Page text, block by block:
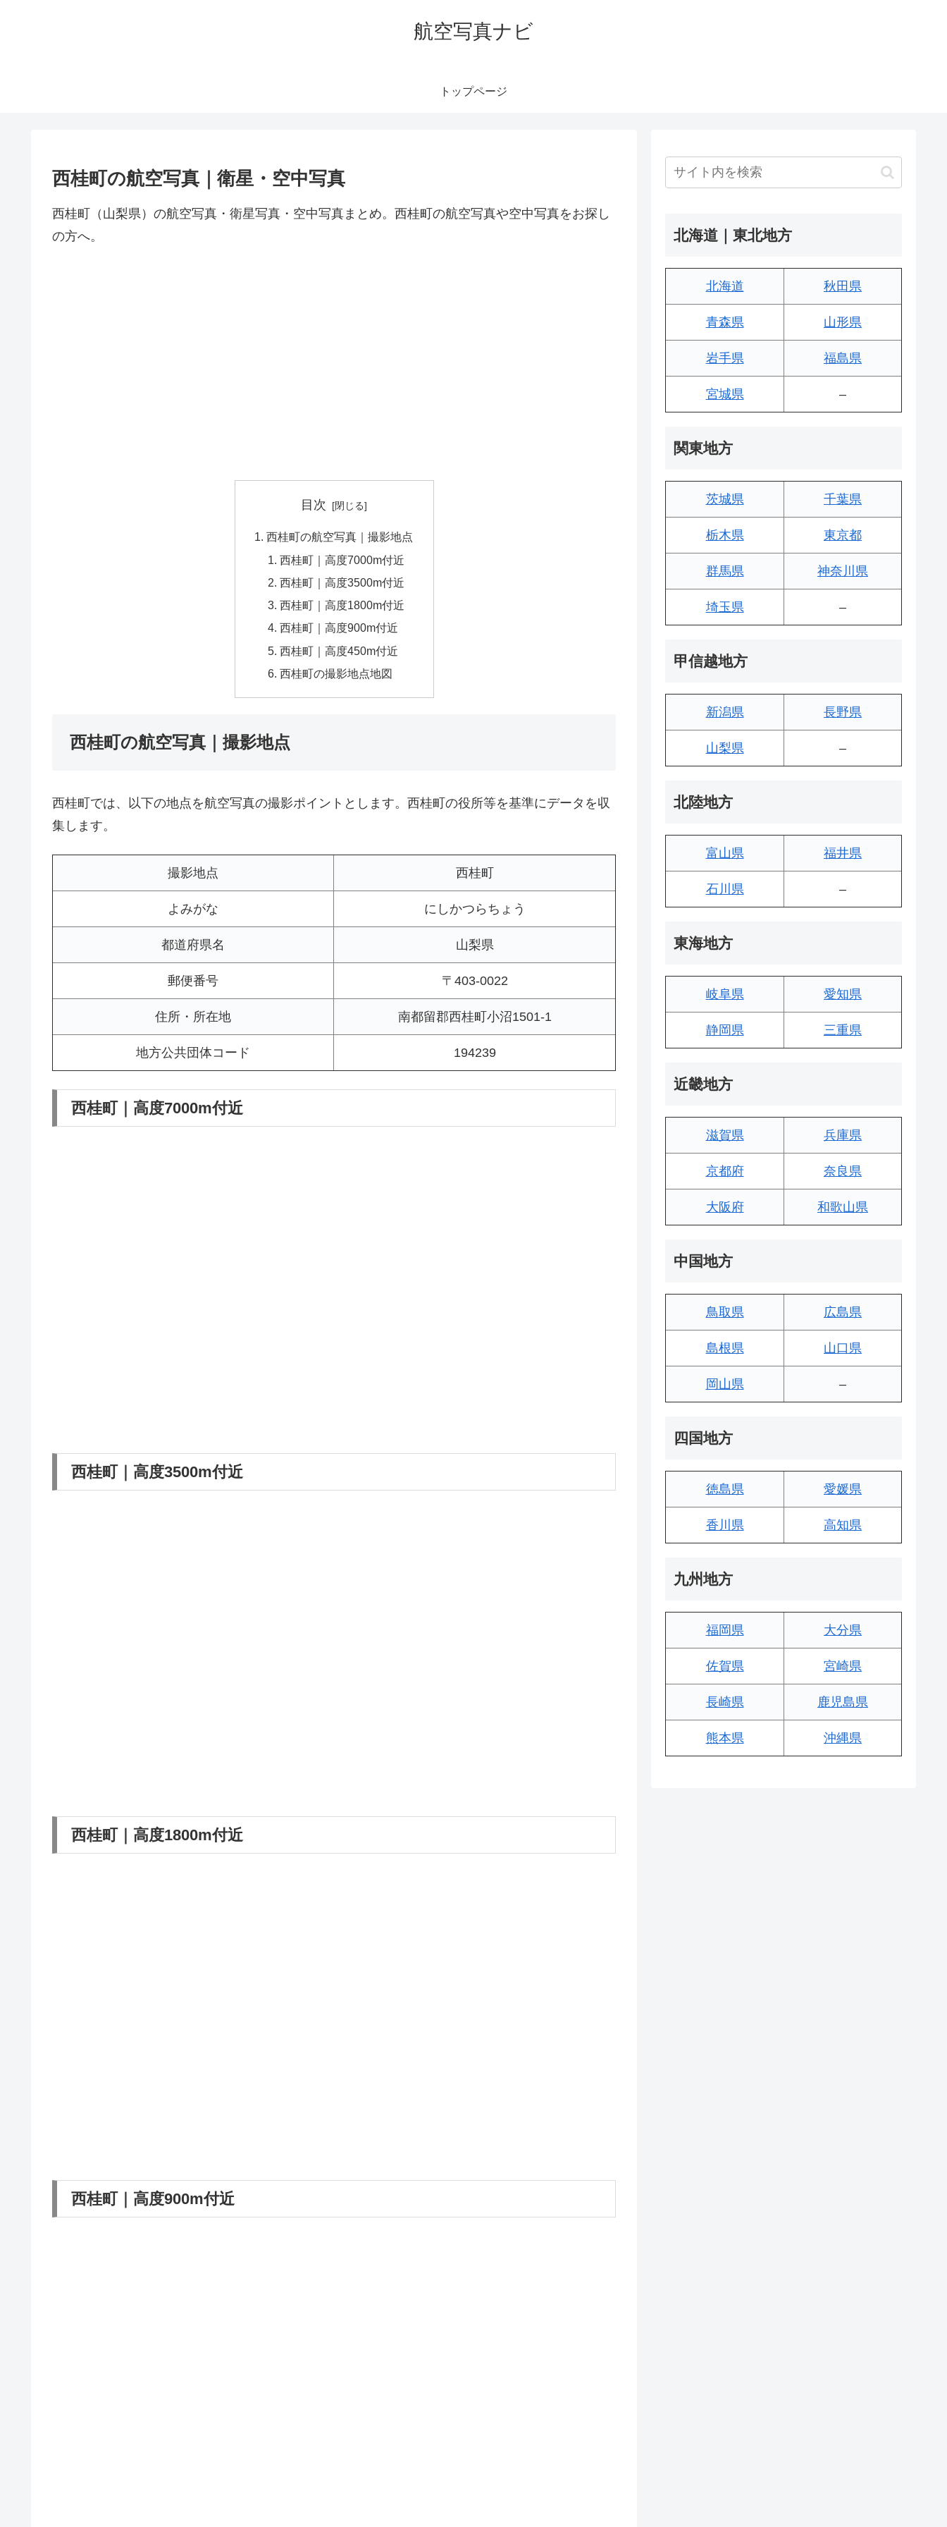
航空写真ナビ
トップページ
西桂町の航空写真｜衛星・空中写真
西桂町（山梨県）の航空写真・衛星写真・空中写真まとめ。西桂町の航空写真や空中写真をお探し
の方へ。
目次
西桂町の航空写真｜撮影地点
西桂町｜高度7000m付近
西桂町｜高度3500m付近
西桂町｜高度1800m付近
西桂町｜高度900m付近
西桂町｜高度450m付近
西桂町の撮影地点地図
西桂町の航空写真｜撮影地点
西桂町では、以下の地点を航空写真の撮影ポイントとします。西桂町の役所等を基準にデータを収
集します。
撮影地点 西桂町
よみがな にしかつらちょう
都道府県名 山梨県
郵便番号 〒403-0022
住所・所在地 南都留郡西桂町小沼1501-1
地方公共団体コード 194239
西桂町｜高度7000m付近
西桂町｜高度3500m付近
西桂町｜高度1800m付近
西桂町｜高度900m付近
北海道｜東北地方
北海道 秋田県
青森県 山形県
岩手県 福島県
宮城県 –
関東地方
茨城県 千葉県
栃木県 東京都
群馬県 神奈川県
埼玉県 –
甲信越地方
新潟県 長野県
山梨県 –
北陸地方
富山県 福井県
石川県 –
東海地方
岐阜県 愛知県
静岡県 三重県
近畿地方
滋賀県 兵庫県
京都府 奈良県
大阪府 和歌山県
中国地方
鳥取県 広島県
島根県 山口県
岡山県 –
四国地方
徳島県 愛媛県
香川県 高知県
九州地方
福岡県 大分県
佐賀県 宮崎県
長崎県 鹿児島県
熊本県 沖縄県